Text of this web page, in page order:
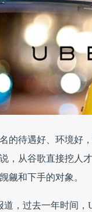
的待遇好、环境好
，从谷歌直接挖人
觎和下手的对象。
道，过去一年时间